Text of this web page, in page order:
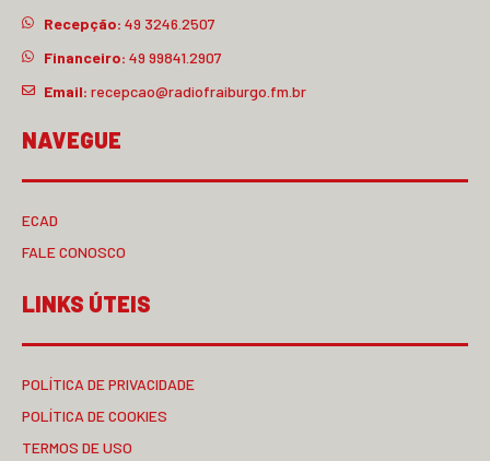
Recepção: 49 3246.2507
Financeiro: 49 99841.2907
Email: recepcao@radiofraiburgo.fm.br
NAVEGUE
ECAD
FALE CONOSCO
LINKS ÚTEIS
POLÍTICA DE PRIVACIDADE
POLÍTICA DE COOKIES
TERMOS DE USO